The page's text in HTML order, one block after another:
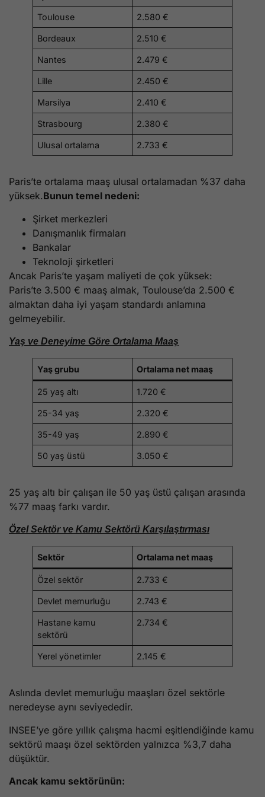
Toulouse 2.580 €
Bordeaux 2.510 €
Nantes 2.479 €
Lille 2.450 €
Marsilya 2.410 €
Strasbourg 2.380 €
Ulusal ortalama 2.733 €
Paris’te ortalama maaş ulusal ortalamadan %37 daha
yüksek.Bunun temel nedeni:
Şirket merkezleri
Danışmanlık firmaları
Bankalar
Teknoloji şirketleri
Ancak Paris’te yaşam maliyeti de çok yüksek:
Paris’te 3.500 € maaş almak, Toulouse’da 2.500 €
almaktan daha iyi yaşam standardı anlamına
gelmeyebilir.
Yaş ve Deneyime Göre Ortalama Maaş
Yaş grubu Ortalama net maaş
25 yaş altı 1.720 €
25-34 yaş 2.320 €
35-49 yaş 2.890 €
50 yaş üstü 3.050 €
25 yaş altı bir çalışan ile 50 yaş üstü çalışan arasında
%77 maaş farkı vardır.
Özel Sektör ve Kamu Sektörü Karşılaştırması
Sektör Ortalama net maaş
Özel sektör 2.733 €
Devlet memurluğu 2.743 €
Hastane kamu
sektörü
2.734 €
Yerel yönetimler 2.145 €
Aslında devlet memurluğu maaşları özel sektörle
neredeyse aynı seviyededir.
INSEE’ye göre yıllık çalışma hacmi eşitlendiğinde kamu
sektörü maaşı özel sektörden yalnızca %3,7 daha
düşüktür.
Ancak kamu sektörünün: